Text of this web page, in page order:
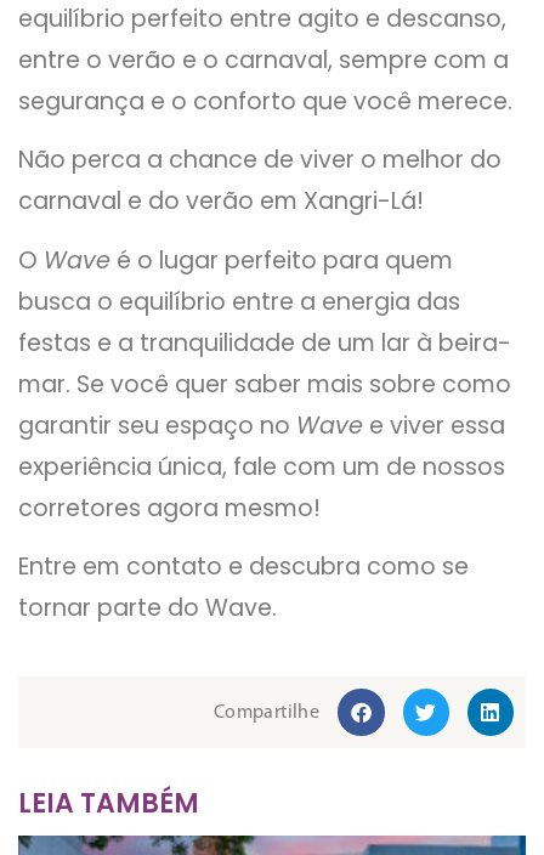
equilíbrio perfeito entre agito e descanso,
entre o verão e o carnaval, sempre com a
segurança e o conforto que você merece.
Não perca a chance de viver o melhor do
carnaval e do verão em Xangri-Lá!
O Wave é o lugar perfeito para quem
busca o equilíbrio entre a energia das
festas e a tranquilidade de um lar à beira-
mar. Se você quer saber mais sobre como
garantir seu espaço no Wave e viver essa
experiência única, fale com um de nossos
corretores agora mesmo!
Entre em contato e descubra como se
tornar parte do Wave.
Compartilhe
LEIA TAMBÉM